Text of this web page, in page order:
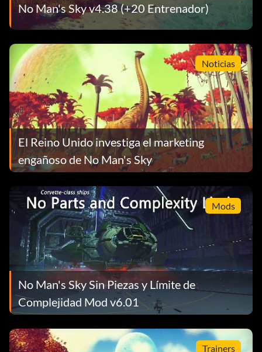
No Man's Sky v4.38 (+20 Entrenador)
Noticias
El Reino Unido investiga el marketing
engañoso de No Man's Sky
Mods
No Man's Sky Sin Piezas y Límite de
Complejidad Mod v6.01
Trainers